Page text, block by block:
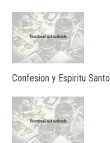
Confesion y Espiritu Santo